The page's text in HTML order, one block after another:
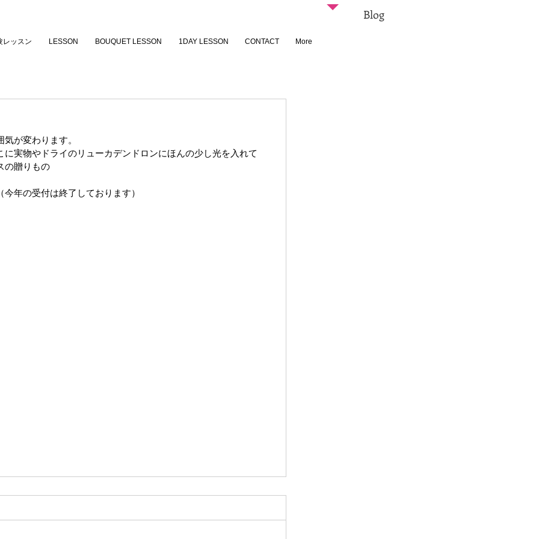
レッスン LESSON BOUQUET LESSON 1DAY LESSON CONTACT More
Blog
が変わります。
実物やドライのリューカデンドロンにほんの少し光を入れて
の贈りもの
年の受付は終了しております）